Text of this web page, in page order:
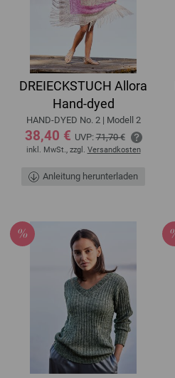
DREIECKSTUCH Allora
Hand-dyed
HAND-DYED No. 2 | Modell 2
38,40 € UVP:71,70 €
inkl. MwSt., zzgl. Versandkosten
Anleitung herunterladen